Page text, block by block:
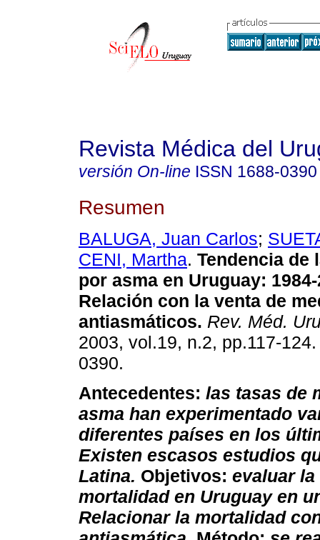
Revista Médica del
versión On-line ISSN 1688-0390
Resumen
BALUGA, Juan Carlos;
CENI, Martha. Tendencia de
por asma en Uruguay:
Relación con la venta de
antiasmáticos. Rev. Méd.
2003, vol.19, n.2, pp.117-
0390.
Antecedentes: las tasas de
asma han experimentado
diferentes países en los
Existen escasos estudios
Latina. Objetivos: evaluar la
mortalidad en Uruguay en
Relacionar la mortalidad